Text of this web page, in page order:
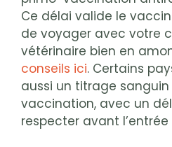
Ce délai valide le
de voyager avec votre
vétérinaire bien en
conseils ici. Certains
aussi un titrage
vaccination, avec un
respecter avant